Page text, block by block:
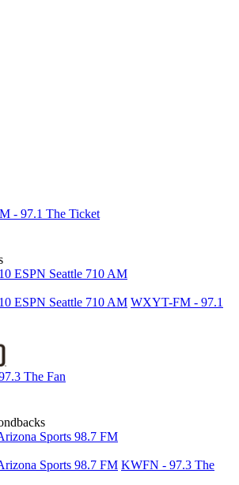
- 97.1 The Ticket
ESPN Seattle 710 AM
ESPN Seattle 710 AM WXYT-FM - 97.1
The Fan
Sports 98.7 FM
Sports 98.7 FM KWFN - 97.3 The